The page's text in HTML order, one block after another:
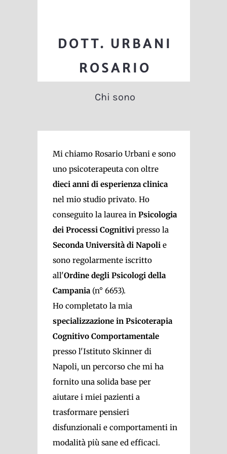
DOTT. URBANI
ROSARIO
Chi sono
Mi chiamo Rosario Urbani e sono
uno psicoterapeuta con oltre
dieci anni di esperienza clinica
nel mio studio privato. Ho
conseguito la laurea in Psicologia
dei Processi Cognitivi presso la
Seconda Università di Napoli e
sono regolarmente iscritto
all'Ordine degli Psicologi della
Campania (n° 6653).
Ho completato la mia
specializzazione in Psicoterapia
Cognitivo Comportamentale
presso l'Istituto Skinner di
Napoli, un percorso che mi ha
fornito una solida base per
aiutare i miei pazienti a
trasformare pensieri
disfunzionali e comportamenti in
modalità più sane ed efficaci.